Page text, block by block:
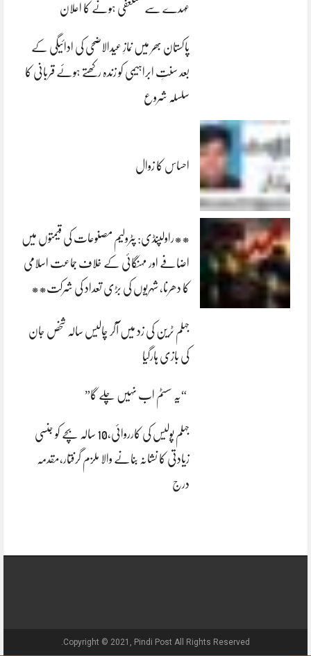
عہدے سے مستعفی ہونے کا اعلان
پاکستان بھر میں نمازِ عیدالاضحی کی ادائیگی کے
بعد سنتِ ابراہیمی کو زندہ رکھتے ہوئے قربانی کا
سلسلہ شروع
احساس کا زوال
**راولپنڈی: پٹرولیم مصنوعات کی قیمتوں میں
اضافے اور مہنگائی کے خلاف جماعت اسلامی
کا دھرنا، شہریوں کی بڑی تعداد کی شرکت**
جہلم ٹرین کی زد میں آکر چالیس سالہ شخص جان
کی بازی ہارگیا
“یہ سسٹم اب نہیں چلے گا”
جہلم پولیس کی کارروائی،10 سالہ بچے کو جنسی
زیادتی کا نشانہ بنانے والا ملزم گرفتار،مقدمہ
درج
Copyright © 2021, Pindi Post All Rights Reserved.